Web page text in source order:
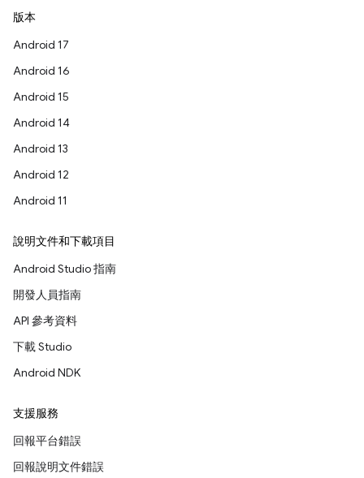
版本
Android 17
Android 16
Android 15
Android 14
Android 13
Android 12
Android 11
說明文件和下載項目
Android Studio 指南
開發人員指南
API 參考資料
下載 Studio
Android NDK
支援服務
回報平台錯誤
回報說明文件錯誤